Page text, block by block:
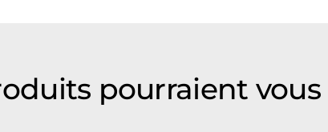
pourraient